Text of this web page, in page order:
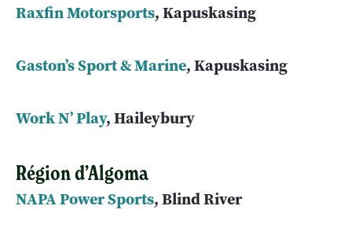
Raxfin Motorsports, Kapuskasing
Gaston’s Sport & Marine, Kapuskasing
Work N’ Play, Haileybury
Région d’Algoma
NAPA Power Sports, Blind River